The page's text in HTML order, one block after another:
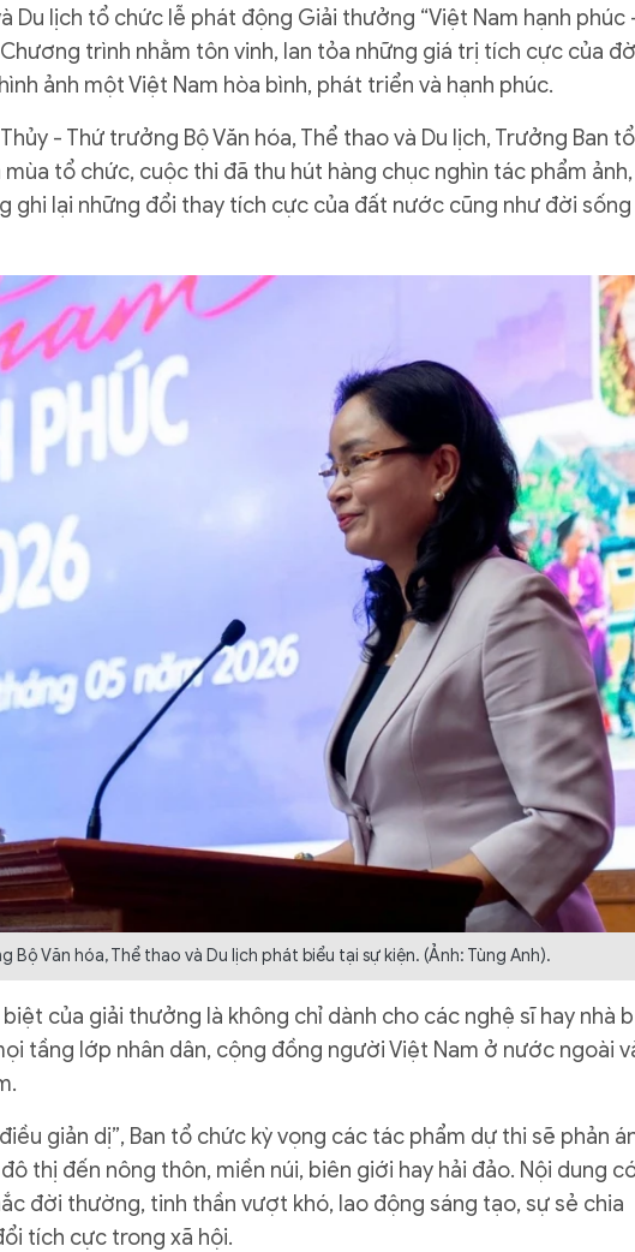
Du lịch tổ chức lễ phát động Giải thưởng “Việt Nam hạnh phúc
trình nhằm tôn vinh, lan tỏa những giá trị tích cực của
ảnh một Việt Nam hòa bình, phát triển và hạnh phúc.
- Thứ trưởng Bộ Văn hóa, Thể thao và Du lịch, Trưởng Ban tổ
tổ chức, cuộc thi đã thu hút hàng chục nghìn tác phẩm ảnh,
ghi lại những đổi thay tích cực của đất nước cũng như đời sống
Bộ Văn hóa, Thể thao và Du lịch phát biểu tại sự kiện. (Ảnh: Tùng Anh).
của giải thưởng là không chỉ dành cho các nghệ sĩ hay nhà
tầng lớp nhân dân, cộng đồng người Việt Nam ở nước ngoài
giản dị”, Ban tổ chức kỳ vọng các tác phẩm dự thi sẽ phản
thị đến nông thôn, miền núi, biên giới hay hải đảo. Nội dung
đời thường, tinh thần vượt khó, lao động sáng tạo, sự sẻ chia
tích cực trong xã hội.